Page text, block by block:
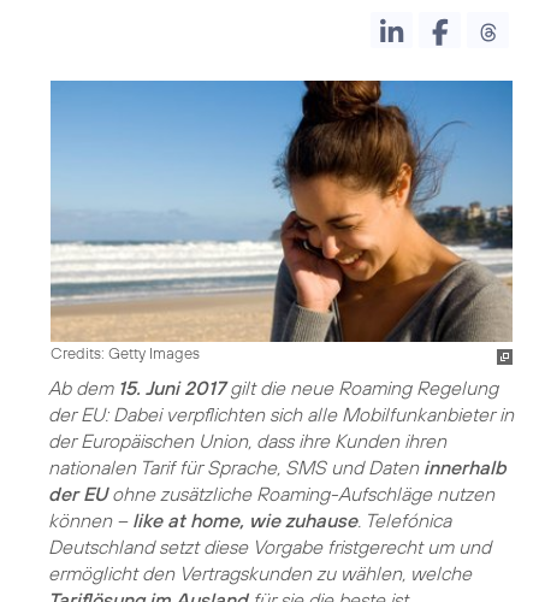
Credits: Getty Images
Ab dem 15. Juni 2017gilt die neue Roaming Regelung
der EU: Dabei verpflichten sich alle Mobilfunkanbieter in
der Europäischen Union, dass ihre Kunden ihren
nationalen Tarif für Sprache, SMS und Daten innerhalb
der EUohne zusätzliche Roaming-Aufschläge nutzen
können – like at home, wie zuhause. Telefónica
Deutschland setzt diese Vorgabe fristgerecht um und
ermöglicht den Vertragskunden zu wählen, welche